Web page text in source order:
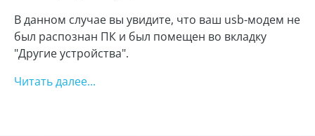
В данном случае вы увидите, что ваш usb-модем не
был распознан ПК и был помещен во вкладку
"Другие устройства".
Читать далее...